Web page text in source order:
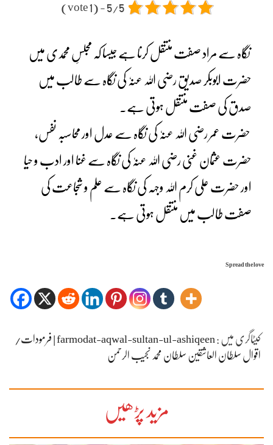
5/5 - (1 vote)
نگاہ سے مراد صفت منتقل کرنا ہے جیسا کہ مجلسِ محمدی میں
حضرت ابوبکر صدیق رضی اللہ عنہٗ کی نگاہ سے طالب میں
صدق کی صفت منتقل ہوتی ہے۔
حضرت عمر رضی اللہ عنہٗ کی نگاہ سے عدل اور محاسبہ نفس،
حضرت عثمان غنی رضی اللہ عنہٗ کی نگاہ سے غنا اور ادب و حیا
اور حضرت علی کرم اللہ وجہہ کی نگاہ سے علم و شجاعت کی
صفت طالب میں منتقل ہوتی ہے۔
Spread the love
کیٹاگری میں :
farmodat-aqwal-sultan-ul-ashiqeen | فرمودات/
اقوال سلطان العاشقین سلطان محمد نجیب الرحمن
مزید پڑھیں